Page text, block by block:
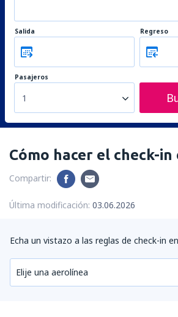
Salida Regreso
Pasajeros
1
Cómo hacer el check-in
Compartir:
Última modificación: 03.06.2026
Echa un vistazo a las reglas de check-in
Elije una aerolínea